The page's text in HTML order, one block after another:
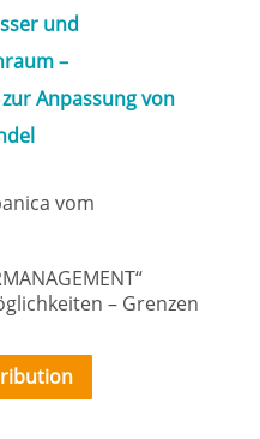
und
–
Anpassung von
vom
– Grenzen